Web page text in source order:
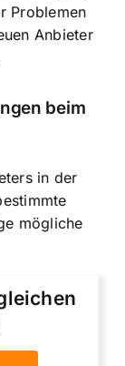
Problemen
Anbieter
beim
in der
mögliche